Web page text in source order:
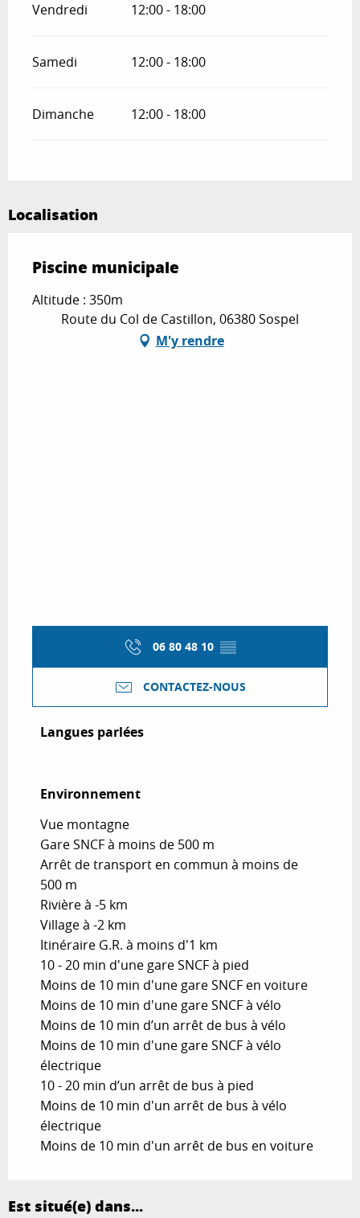
Vendredi 12:00 - 18:00
Samedi 12:00 - 18:00
Dimanche 12:00 - 18:00
Localisation
Piscine municipale
Altitude : 350m
Route du Col de Castillon, 06380 Sospel
M'y rendre
06 80 48 10 ▒▒
CONTACTEZ-NOUS
Langues parlées
Langues parlées
Environnement
Environnement
Vue montagne
Gare SNCF à moins de 500 m
Arrêt de transport en commun à moins de
500 m
Rivière à -5 km
Village à -2 km
Itinéraire G.R. à moins d'1 km
10 - 20 min d'une gare SNCF à pied
Moins de 10 min d'une gare SNCF en voiture
Moins de 10 min d'une gare SNCF à vélo
Moins de 10 min d’un arrêt de bus à vélo
Moins de 10 min d'une gare SNCF à vélo
électrique
10 - 20 min d’un arrêt de bus à pied
Moins de 10 min d'un arrêt de bus à vélo
électrique
Moins de 10 min d'un arrêt de bus en voiture
Est situé(e) dans...